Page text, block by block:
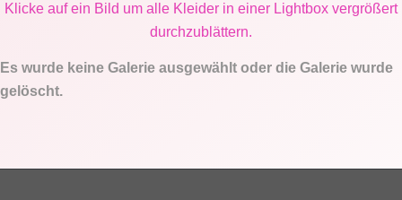
Klicke auf ein Bild um alle Kleider in einer Lightbox vergrößert
durchzublättern.
Es wurde keine Galerie ausgewählt oder die Galerie wurde
gelöscht.